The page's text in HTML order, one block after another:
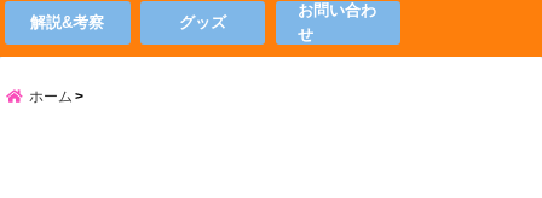
解説&考察 グッズ
お問い合わ
せ
ホーム